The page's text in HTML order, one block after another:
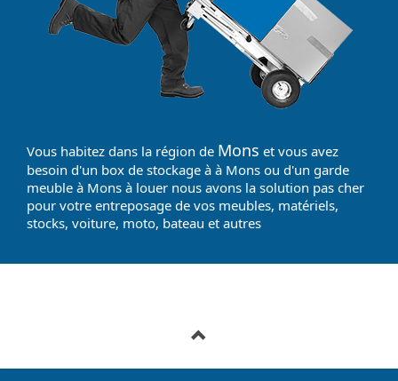
Vous habitez dans la région de Mons et vous avez
besoin d'un box de stockage à à Mons ou d'un garde
meuble à Mons à louer nous avons la solution pas cher
pour votre entreposage de vos meubles, matériels,
stocks, voiture, moto, bateau et autres